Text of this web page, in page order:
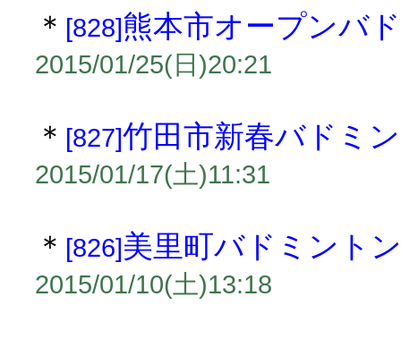
＊ [828]熊本市オープンバ
2015/01/25(日)20:21
＊ [827]竹田市新春バドミ
2015/01/17(土)11:31
＊ [826]美里町バドミント
2015/01/10(土)13:18